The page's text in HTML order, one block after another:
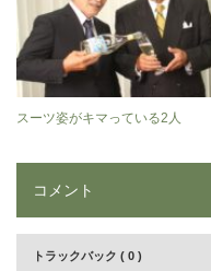
スーツ姿がキマっている2人
コメント
トラックバック ( 0 )